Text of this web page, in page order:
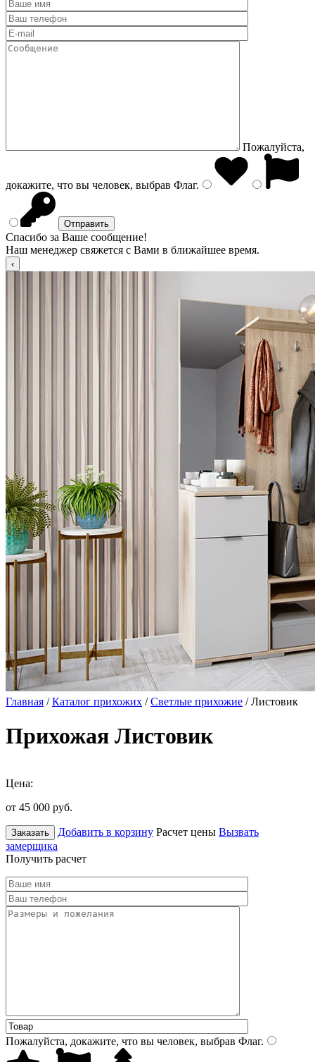
Пожалуйста,
докажите, что вы человек, выбрав Флаг.
Спасибо за Ваше сообщение!
Наш менеджер свяжется с Вами в ближайшее время.
Главная /Каталог прихожих /Светлые прихожие / Листовик
Прихожая Листовик
Цена:
от 45 000 руб.
Заказать Добавить в корзину Расчет цены Вызвать
замерщика
Получить расчет
Пожалуйста, докажите, что вы человек, выбрав Флаг.